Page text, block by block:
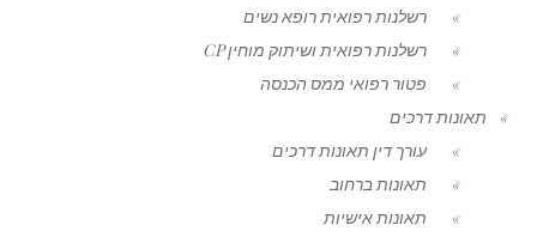
רשלנות רפואית רופא נשים
רשלנות רפואית ושיתוק מוחין CP
פטור רפואי ממס הכנסה
תאונות דרכים
עורך דין תאונות דרכים
תאונות ברחוב
תאונות אישיות